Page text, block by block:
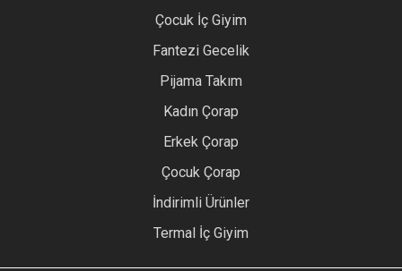
Çocuk İç Giyim
Fantezi Gecelik
Pijama Takım
Kadın Çorap
Erkek Çorap
Çocuk Çorap
İndirimli Ürünler
Termal İç Giyim